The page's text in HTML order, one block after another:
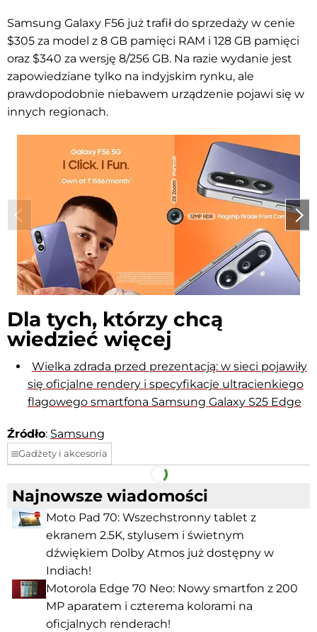
Samsung Galaxy F56 już trafił do sprzedaży w cenie
$305 za model z 8 GB pamięci RAM i 128 GB pamięci
oraz $340 za wersję 8/256 GB. Na razie wydanie jest
zapowiedziane tylko na indyjskim rynku, ale
prawdopodobnie niebawem urządzenie pojawi się w
innych regionach.
Dla tych, którzy chcą
wiedzieć więcej
Wielka zdrada przed prezentacją: w sieci pojawiły
się oficjalne rendery i specyfikacje ultracienkiego
flagowego smartfona Samsung Galaxy S25 Edge
Źródło: Samsung
Gadżety i akcesoria
Facebook Telegram
Najnowsze wiadomości
Moto Pad 70: Wszechstronny tablet z
ekranem 2.5K, stylusem i świetnym
dźwiękiem Dolby Atmos już dostępny w
Indiach!
Motorola Edge 70 Neo: Nowy smartfon z 200
MP aparatem i czterema kolorami na
oficjalnych renderach!